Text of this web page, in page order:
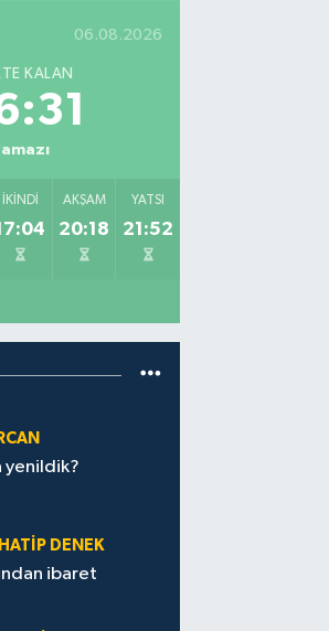
06.08.2026
KALAN
İKINDI AKŞAM
20:18
YATSI
21:52
yenildik?
DENEK
ibaret